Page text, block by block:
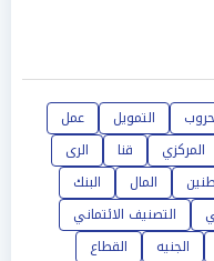
التمويل
عمل
المركزي قنا
الرى
المال
البنك
التصنيف الائتماني
الجنيه
القطاع